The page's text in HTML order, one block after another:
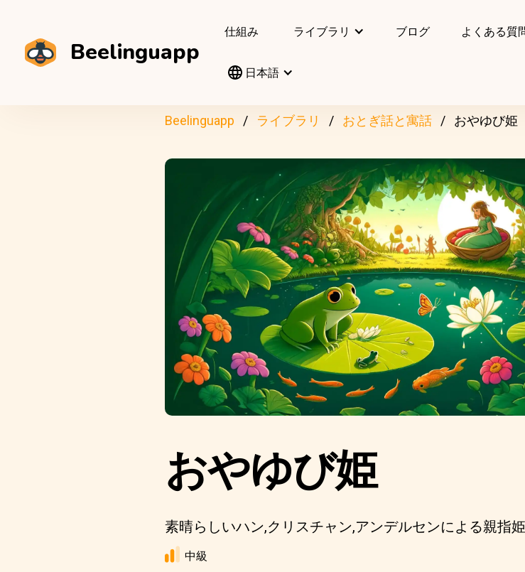
Beelinguapp
仕組み ライブラリ ブログ よくある質
日本語
Beelinguapp ライブラリ おとぎ話と寓話 おやゆび姫
おやゆび姫
素晴らしいハン,クリスチャン,アンデルセンによる親指
中級